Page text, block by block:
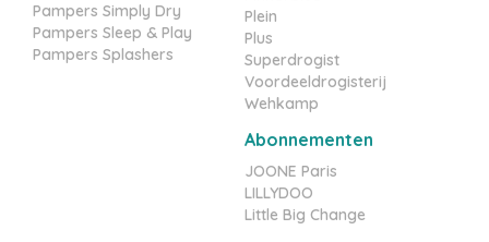
Pampers Simply Dry
Pampers Sleep & Play
Pampers Splashers
Plein
Plus
Superdrogist
Voordeeldrogisterij
Wehkamp
Abonnementen
JOONE Paris
LILLYDOO
Little Big Change